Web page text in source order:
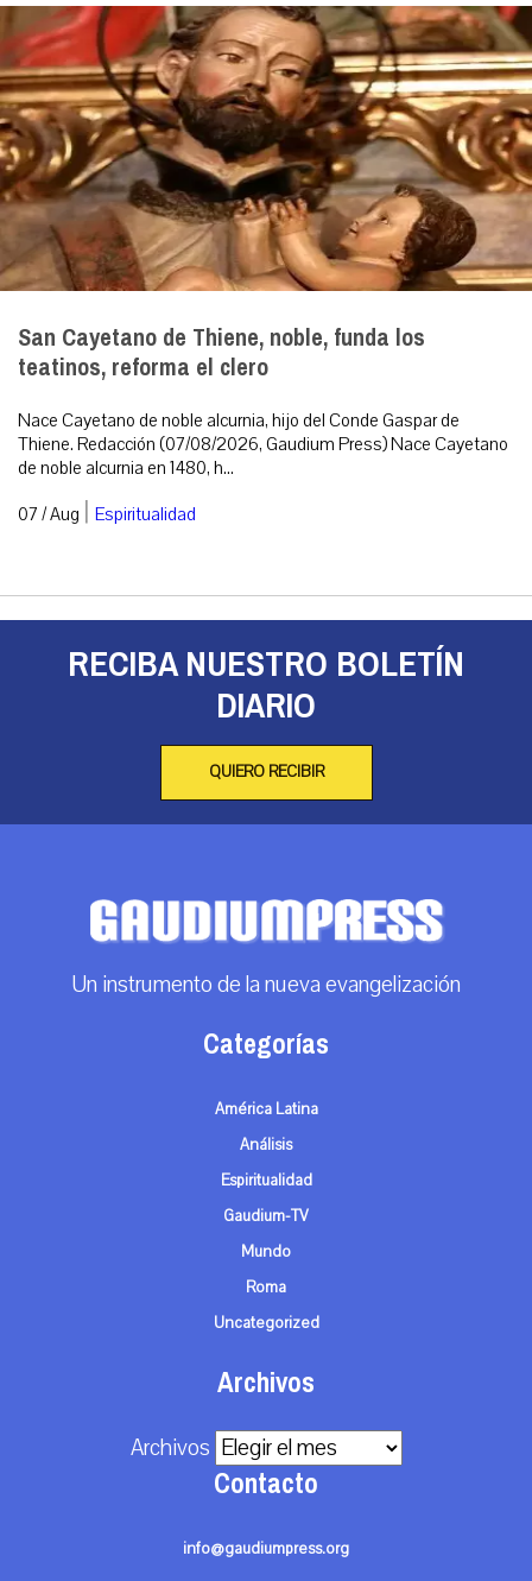
San Cayetano de Thiene, noble, funda los
teatinos, reforma el clero
Nace Cayetano de noble alcurnia, hijo del Conde Gaspar de
Thiene. Redacción (07/08/2026, Gaudium Press) Nace Cayetano
de noble alcurnia en 1480, h...
07 / Aug | Espiritualidad
RECIBA NUESTRO BOLETÍN
DIARIO
QUIERO RECIBIR
Un instrumento de la nueva evangelización
Categorías
América Latina
Análisis
Espiritualidad
Gaudium-TV
Mundo
Roma
Uncategorized
Archivos
Archivos
Contacto
info@gaudiumpress.org